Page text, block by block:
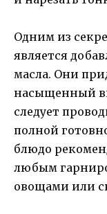
Одним из
является
масла. Они
насыщенный
следует
полной
блюдо
любым
овощами или